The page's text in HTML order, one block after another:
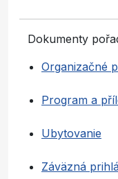
Dokumenty
Organizačné
Program a
Ubytovanie
Záväzná